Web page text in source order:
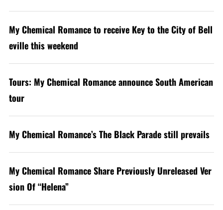
My Chemical Romance to receive Key to the City of Bell
eville this weekend
Tours: My Chemical Romance announce South American
tour
My Chemical Romance’s The Black Parade still prevails
My Chemical Romance Share Previously Unreleased Ver
sion Of “Helena”